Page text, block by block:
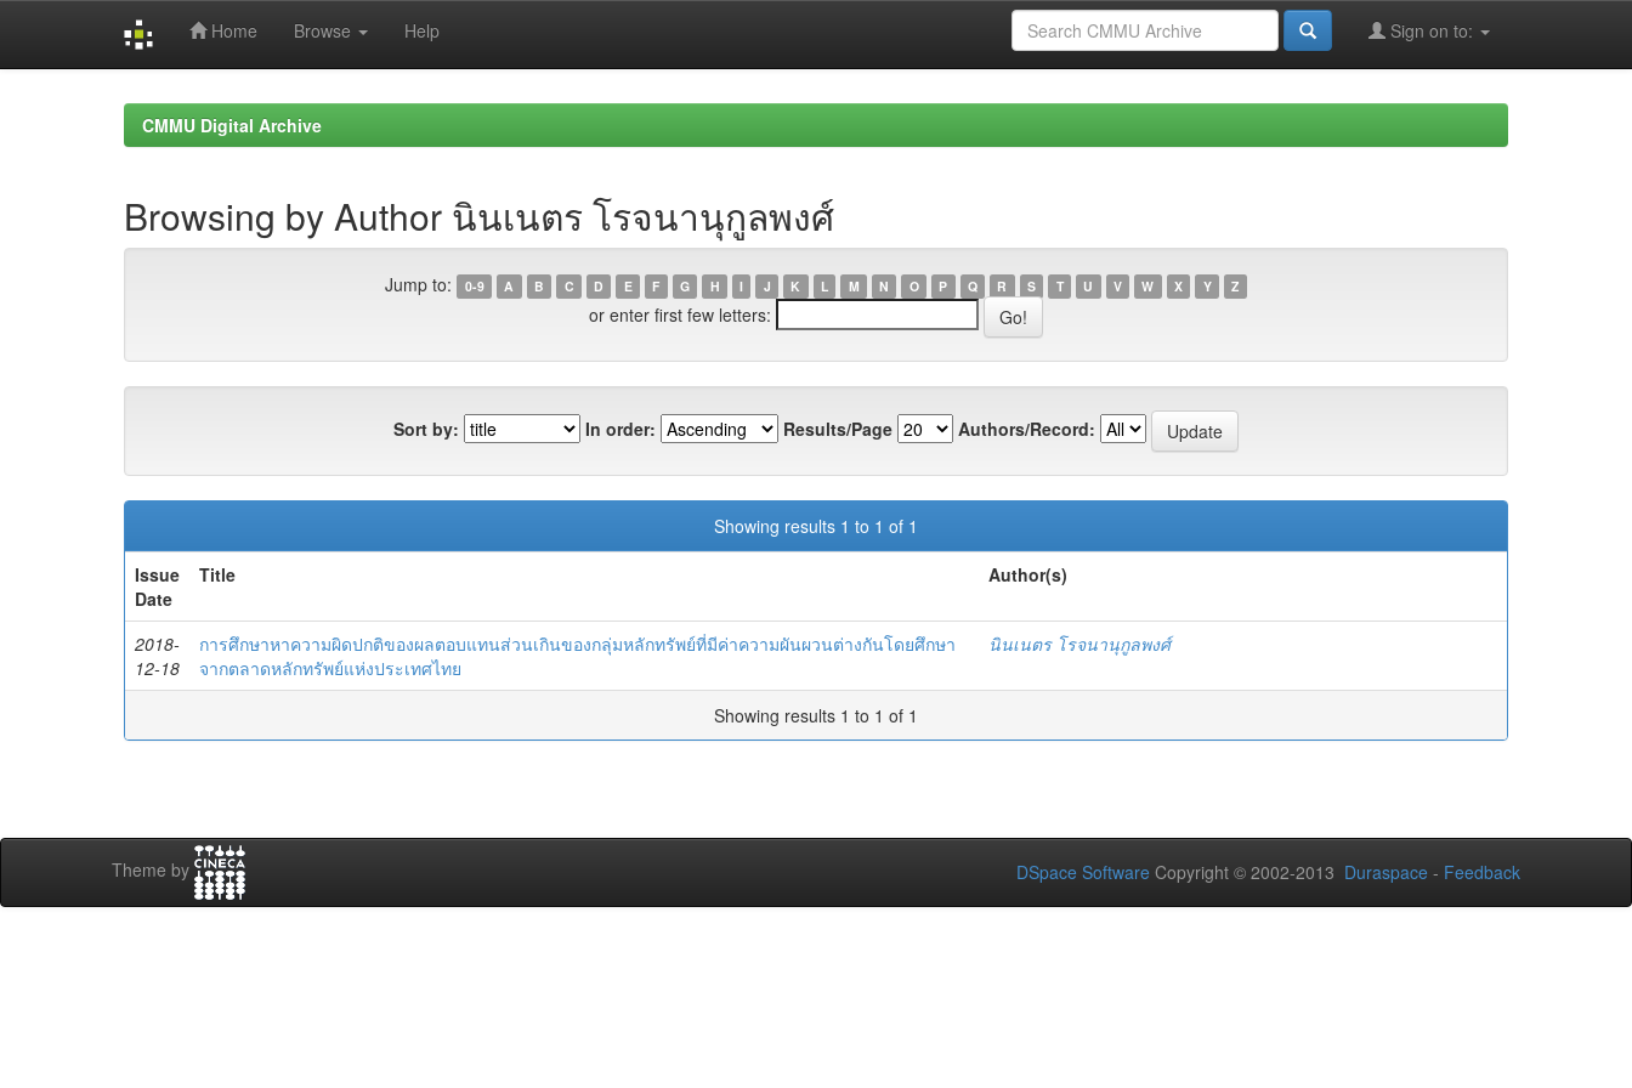
Home Browse Help Sign on to:
CMMU Digital Archive
Browsing by Author นินเนตร โรจนานุกูลพงศ์
Jump to: 0-9 A B C D E F G H I J K L M N O P Q R S T U V W X Y Z
or enter first few letters:
Sort by: In order: Results/Page Authors/Record:
Showing results 1 to 1 of 1
Issue
Date
Title Author(s)
2018-
12-18
การศึกษาหาความผิดปกติของผลตอบแทนส่วนเกินของกลุ่มหลักทรัพย์ที่มีค่าความผันผวนต่างกันโดยศึกษา
จากตลาดหลักทรัพย์แห่งประเทศไทย
นินเนตร โรจนานุกูลพงศ์
Showing results 1 to 1 of 1
Theme by DSpace Software Copyright © 2002-2013 Duraspace - Feedback